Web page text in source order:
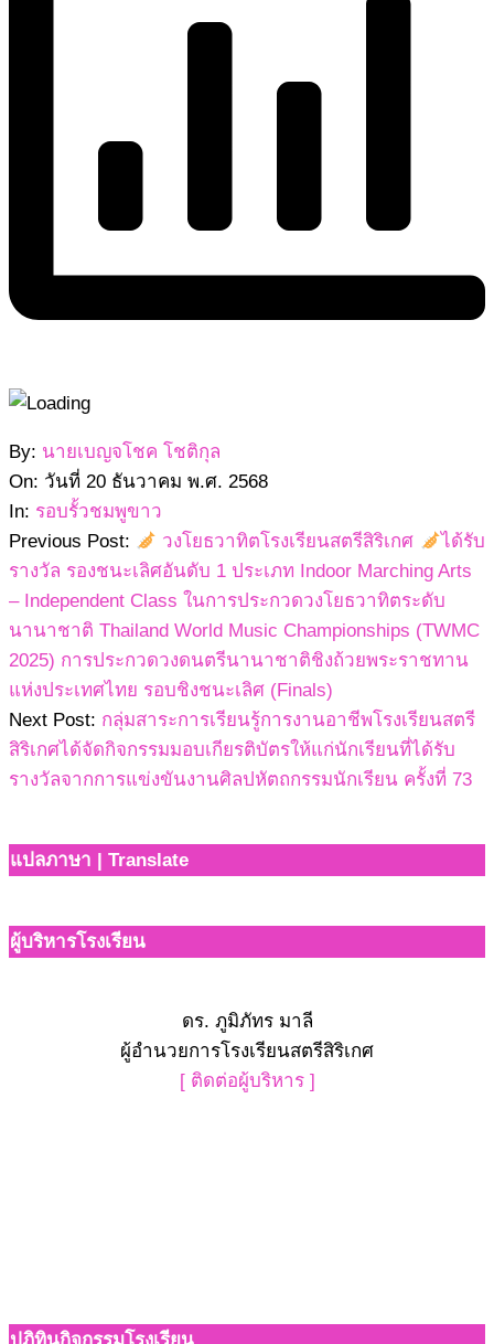
2568-
12-
20
By: นายเบญจโชค โชติกุล
On: วันที่ 20 ธันวาคม พ.ศ. 2568
In: รอบรั้วชมพูขาว
Previous Post:
วงโยธวาทิตโรงเรียนสตรีสิริเกศ
ได้รับ
รางวัล รองชนะเลิศอันดับ 1 ประเภท Indoor Marching Arts
– Independent Class ในการประกวดวงโยธวาทิตระดับ
นานาชาติ Thailand World Music Championships (TWMC
2025) การประกวดวงดนตรีนานาชาติชิงถ้วยพระราชทาน
แห่งประเทศไทย รอบชิงชนะเลิศ (Finals)
Next Post: กลุ่มสาระการเรียนรู้การงานอาชีพโรงเรียนสตรี
สิริเกศได้จัดกิจกรรมมอบเกียรติบัตรให้แก่นักเรียนที่ได้รับ
รางวัลจากการแข่งขันงานศิลปหัตถกรรมนักเรียน ครั้งที่ 73
แปลภาษา | Translate
ผู้บริหารโรงเรียน
ดร. ภูมิภัทร มาลี
ผู้อำนวยการโรงเรียนสตรีสิริเกศ
[ ติดต่อผู้บริหาร ]